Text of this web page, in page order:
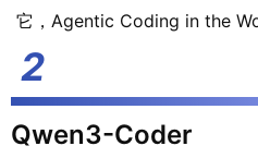
它，Agentic Coding in the
Qwen3-Coder